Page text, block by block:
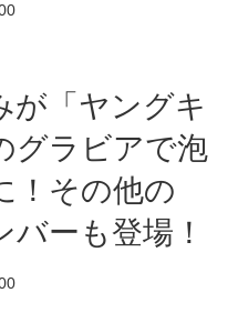
が「ヤングキ
グラビアで泡
！その他の
バーも登場！